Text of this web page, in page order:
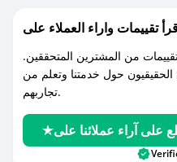
من المشترين المتحققين.
حول خدمتنا وتعلم من
تجاربهم.